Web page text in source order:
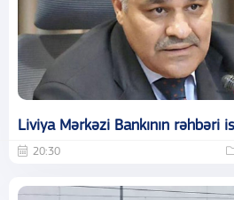
Liviya Mərkəzi Bankının rəhbəri
20:30